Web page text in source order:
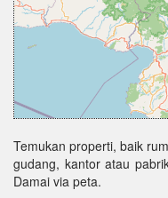
Temukan properti, baik
gudang, kantor atau
Damai via peta.